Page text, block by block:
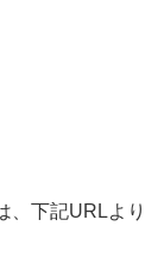
、下記URLより